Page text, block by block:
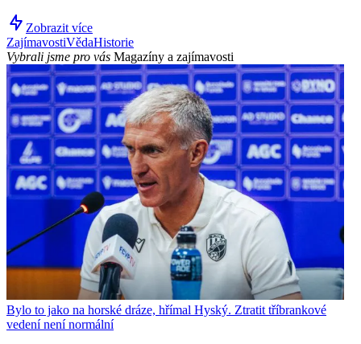
Zobrazit více
ZajímavostiVědaHistorie
Vybrali jsme pro vás Magazíny a zajímavosti
Bylo to jako na horské dráze, hřímal Hyský. Ztratit tříbrankové
vedení není normální